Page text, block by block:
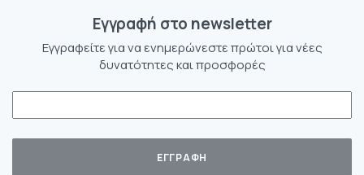
Eγγραφή στο newsletter
Εγγραφείτε για να ενημερώνεστε πρώτοι για νέες
δυνατότητες και προσφορές